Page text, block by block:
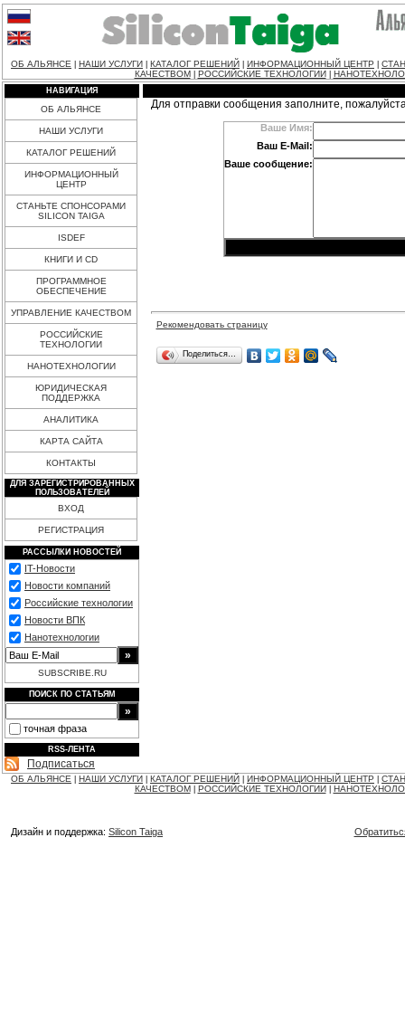
ОБ АЛЬЯНСЕ НАШИ УСЛУГИ КАТАЛОГ РЕШЕНИЙ ИНФОРМАЦИОННЫЙ ЦЕНТР
КАЧЕСТВОМ
РОССИЙСКИЕ ТЕХНОЛОГИИ
НАВИГАЦИЯ
ОБ АЛЬЯНСЕ
НАШИ УСЛУГИ
КАТАЛОГ РЕШЕНИЙ
ИНФОРМАЦИОННЫЙ
ЦЕНТР
СТАНЬТЕ СПОНСОРАМИ
SILICON TAIGA
ISDEF
КНИГИ И CD
ПРОГРАММНОЕ
ОБЕСПЕЧЕНИЕ
УПРАВЛЕНИЕ КАЧЕСТВОМ
РОССИЙСКИЕ
ТЕХНОЛОГИИ
НАНОТЕХНОЛОГИИ
ЮРИДИЧЕСКАЯ
ПОДДЕРЖКА
АНАЛИТИКА
КАРТА САЙТА
КОНТАКТЫ
ДЛЯ ЗАРЕГИСТРИРОВАННЫХ
ПОЛЬЗОВАТЕЛЕЙ
ВХОД
РЕГИСТРАЦИЯ
РАССЫЛКИ НОВОСТЕЙ
IT-Новости
Новости компаний
Российские технологии
Новости ВПК
Нанотехнологии
SUBSCRIBE.RU
ПОИСК ПО СТАТЬЯМ
точная фраза
RSS-ЛЕНТА
Подписаться
Для отправки сообщения заполните,
Ваше Имя:
Ваш E-Mail:
Ваше сообщение:
Рекомендовать страницу
Поделиться…
ОБ АЛЬЯНСЕ НАШИ УСЛУГИ КАТАЛОГ РЕШЕНИЙ ИНФОРМАЦИОННЫЙ ЦЕНТР
КАЧЕСТВОМ
РОССИЙСКИЕ ТЕХНОЛОГИИ
Дизайн и поддержка: Silicon Taiga